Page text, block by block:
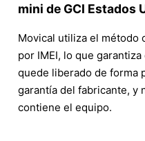
mini de GCI Estados
Movical utiliza el método
por IMEI, lo que
quede liberado de forma
garantía del fabricante, y
contiene el equipo.